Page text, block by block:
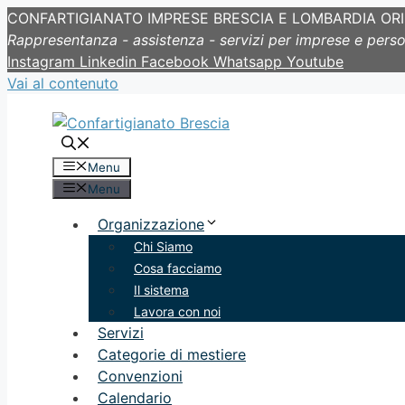
CONFARTIGIANATO IMPRESE BRESCIA E LOMBARDIA
Rappresentanza - assistenza - servizi per imprese e
Instagram Linkedin Facebook Whatsapp Youtube
Vai al contenuto
Menu
Menu
Organizzazione
Chi Siamo
Cosa facciamo
Il sistema
Lavora con noi
Servizi
Categorie di mestiere
Convenzioni
Calendario